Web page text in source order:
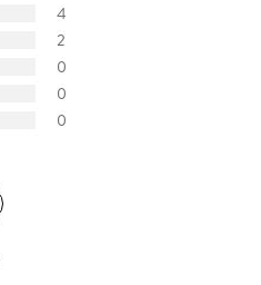
4
2
0
0
0